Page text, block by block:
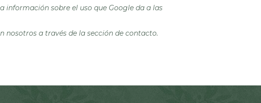
información sobre el uso que Google da a las
nosotros a través de la sección de contacto.